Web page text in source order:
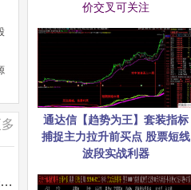
通达信【交易核心V8.1】龙头中军核心的定义指标 不停打磨且经实战 配备龙头抱团选股
价交叉可关注
通达信【趋势为王】套装指标
捕捉主力拉升前买点 股票短线
波段实战利器